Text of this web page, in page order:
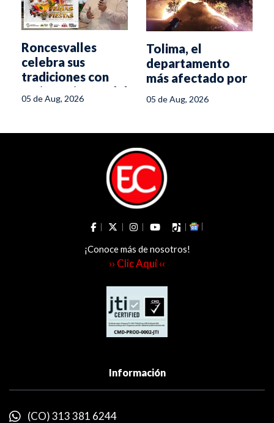
Roncesvalles
celebra sus
tradiciones con
Ferias y Fiestas del
14 al 17 de agosto
05 de Aug, 2026
Tolima, el
departamento
más afectado por
forestales
05 de Aug, 2026
¡Conoce más de nosotros!
›› Clic Aquí ‹‹
Información
(CO) 313 381 6244